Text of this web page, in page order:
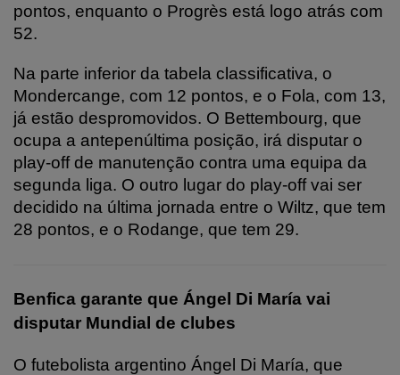
pontos, enquanto o Progrès está logo atrás com
52.
Na parte inferior da tabela classificativa, o
Mondercange, com 12 pontos, e o Fola, com 13,
já estão despromovidos. O Bettembourg, que
ocupa a antepenúltima posição, irá disputar o
play-off de manutenção contra uma equipa da
segunda liga. O outro lugar do play-off vai ser
decidido na última jornada entre o Wiltz, que tem
28 pontos, e o Rodange, que tem 29.
Benfica garante que Ángel Di María vai
disputar Mundial de clubes
O futebolista argentino Ángel Di María, que